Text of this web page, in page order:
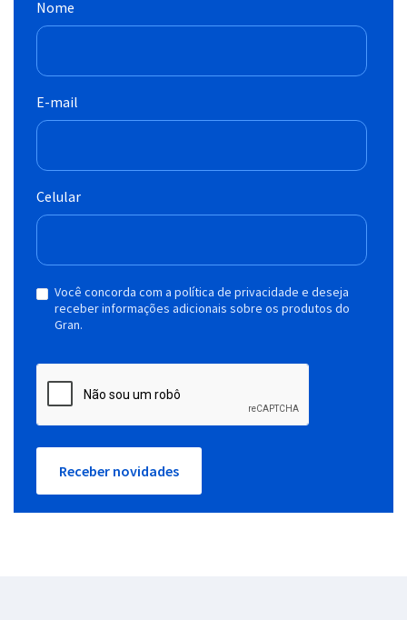
Nome
E-mail
Celular
Você concorda com a política de privacidade e deseja
receber informações adicionais sobre os produtos do
Gran.
Receber novidades